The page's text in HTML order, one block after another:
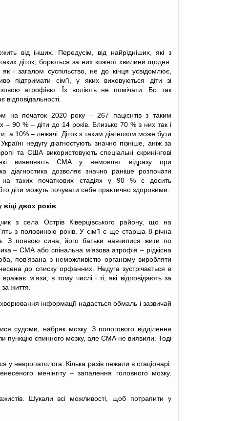
від інших. Передусім, від найрідніших, які з
діток, борються за них кожної хвилини щодня.
і загалом суспільство, не до кінця усвідомлює,
підтримати сім’ї, у яких виховуються діти зі
атрофією. Їх воліють не помічати. Бо так
відповідальності.
на початок 2020 року – 267 пацієнтів з таким
– 90 % – діти до 14 років. Близько 70 % з них так і
а 10% – лежачі. Діток з таким діагнозом може бути
недугу діагностують значно пізніше, аніж за
та США використовують спеціальні скринінгові
які виявляють СМА у немовлят відразу при
діагностика дозволяє значно раніше розпочати
на таких початкових стадіях у 90 % є досить
діти можуть почувати себе практично здоровими.
двох років
з села Острів Ківерцівського району, що на
з половиною років. У сім’ї є ще старша 8-річна
З появою сина, його батьки навчилися жити по
– СМА або спінальна м’язова атрофія – рідкісна
пов’язана з неможливістю організму виробляти
до списку орфанних. Недуга зустрічається в
м’язи, в тому числі і ті, які відповідають за
життя.
інформації надається обмаль і зазвичай
судоми, набряк мозку. З пологового відділення
пункцію спинного мозку, але СМА не виявили. Тоді
невропатолога. Кілька разів лежали в стаціонарі.
менінгіту – запалення головного мозку.
Шукали всі можливості, щоб потрапити у